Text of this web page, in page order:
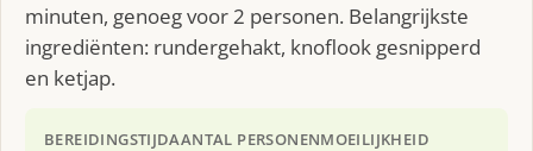
minuten, genoeg voor 2 personen. Belangrijkste
ingrediënten: rundergehakt, knoflook gesnipperd
en ketjap.
BEREIDINGSTIJDAANTAL PERSONENMOEILIJKHEID